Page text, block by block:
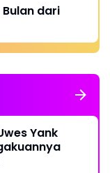
Bulan dari
Yank